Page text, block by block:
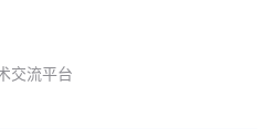
交流平台